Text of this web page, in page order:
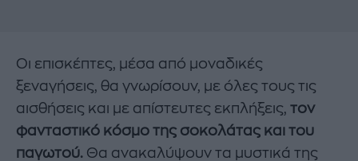
Οι επισκέπτες, μέσα από μοναδικές
ξεναγήσεις, θα γνωρίσουν, με όλες τους τις
αισθήσεις και με απίστευτες εκπλήξεις, τον
φανταστικό κόσμο της σοκολάτας και του
παγωτού. Θα ανακαλύψουν τα μυστικά της